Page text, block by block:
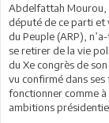
Abdelfattah Mourou,
député de ce parti et
du Peuple (ARP),
se retirer de la vie
du Xe congrès de
vu confirmé dans
fonctionner comme
ambitions